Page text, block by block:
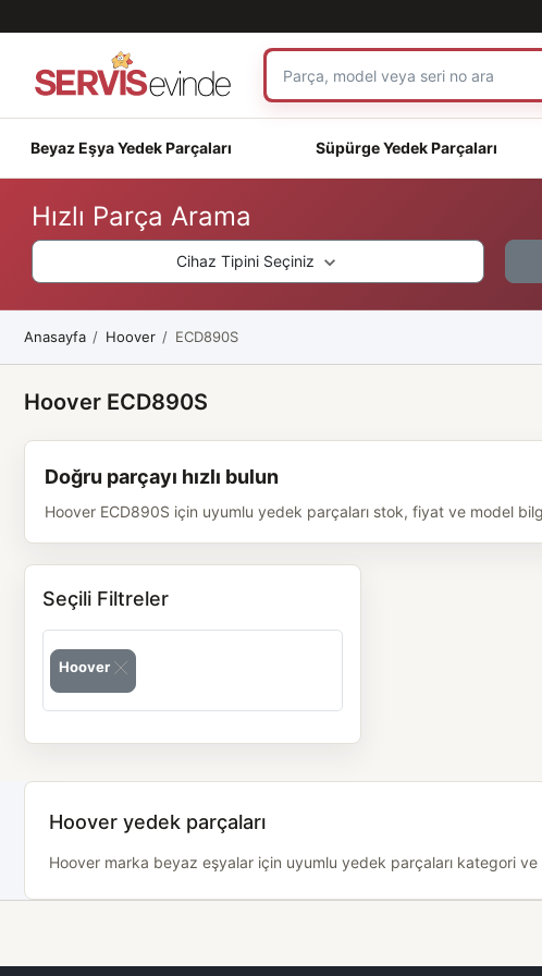
Beyaz Eşya Yedek Parçaları Süpürge Yedek Parçaları
Hızlı Parça Arama
Cihaz Tipini Seçiniz
Anasayfa Hoover ECD890S
Hoover ECD890S
Doğru parçayı hızlı bulun
Hoover ECD890S için uyumlu yedek parçaları stok, fiyat ve model
Seçili Filtreler
Hoover
Hoover yedek parçaları
Hoover marka beyaz eşyalar için uyumlu yedek parçaları kategori